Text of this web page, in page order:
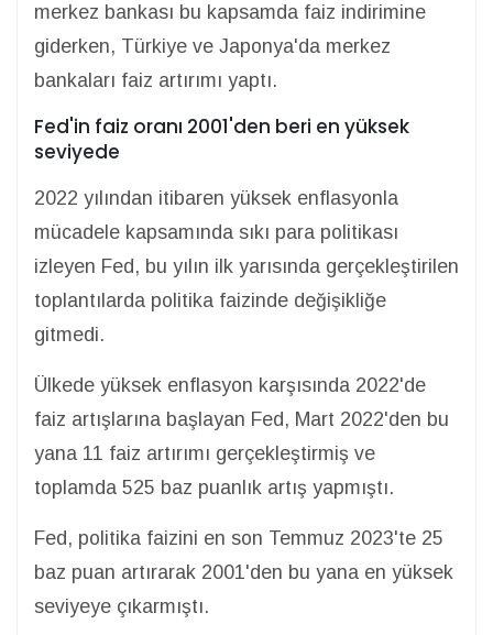
merkez bankası bu kapsamda faiz indirimine
giderken, Türkiye ve Japonya'da merkez
bankaları faiz artırımı yaptı.
Fed'in faiz oranı 2001'den beri en yüksek
seviyede
2022 yılından itibaren yüksek enflasyonla
mücadele kapsamında sıkı para politikası
izleyen Fed, bu yılın ilk yarısında gerçekleştirilen
toplantılarda politika faizinde değişikliğe
gitmedi.
Ülkede yüksek enflasyon karşısında 2022'de
faiz artışlarına başlayan Fed, Mart 2022'den bu
yana 11 faiz artırımı gerçekleştirmiş ve
toplamda 525 baz puanlık artış yapmıştı.
Fed, politika faizini en son Temmuz 2023'te 25
baz puan artırarak 2001'den bu yana en yüksek
seviyeye çıkarmıştı.